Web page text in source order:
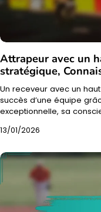
Attrapeur avec un
stratégique,
Un receveur avec un
succès d’une équipe
exceptionnelle, sa
13/01/2026